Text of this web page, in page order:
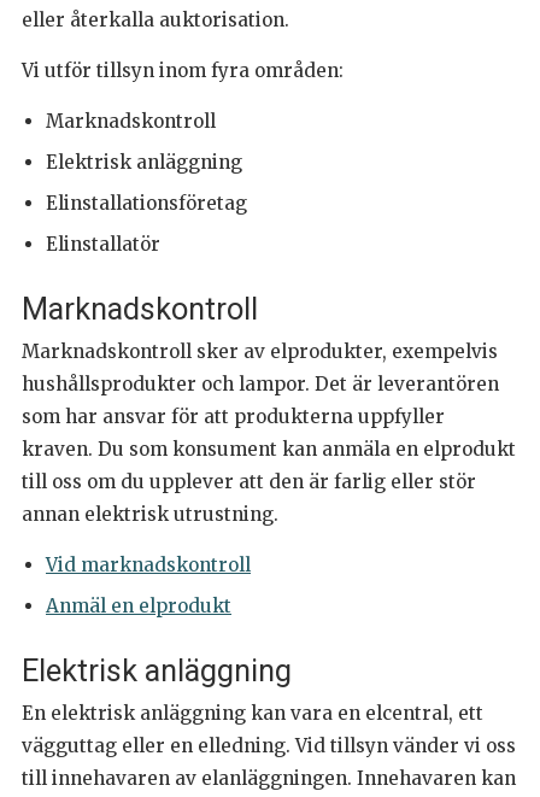
eller återkalla auktorisation.
Vi utför tillsyn inom fyra områden:
Marknadskontroll
Elektrisk anläggning
Elinstallationsföretag
Elinstallatör
Marknadskontroll
Marknadskontroll sker av elprodukter, exempelvis
hushållsprodukter och lampor. Det är leverantören
som har ansvar för att produkterna uppfyller
kraven. Du som konsument kan anmäla en elprodukt
till oss om du upplever att den är farlig eller stör
annan elektrisk utrustning.
Vid marknadskontroll
Anmäl en elprodukt
Elektrisk anläggning
En elektrisk anläggning kan vara en elcentral, ett
vägguttag eller en elledning. Vid tillsyn vänder vi oss
till innehavaren av elanläggningen. Innehavaren kan